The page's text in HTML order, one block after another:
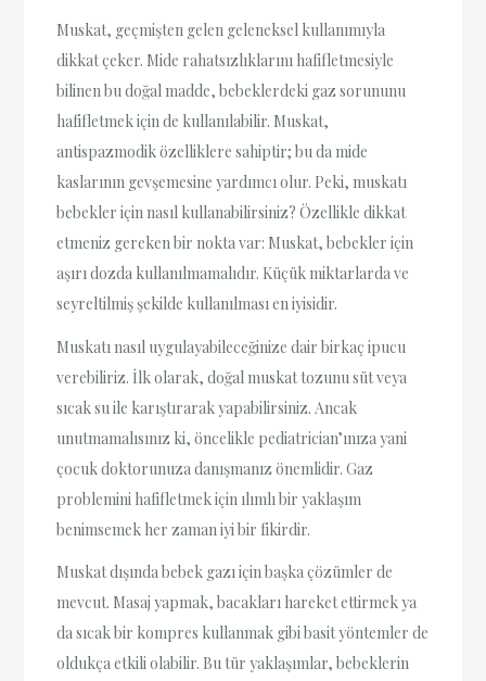
Muskat, geçmişten gelen geleneksel kullanımıyla
dikkat çeker. Mide rahatsızlıklarını hafifletmesiyle
bilinen bu doğal madde, bebeklerdeki gaz sorununu
hafifletmek için de kullanılabilir. Muskat,
antispazmodik özelliklere sahiptir; bu da mide
kaslarının gevşemesine yardımcı olur. Peki, muskatı
bebekler için nasıl kullanabilirsiniz? Özellikle dikkat
etmeniz gereken bir nokta var: Muskat, bebekler için
aşırı dozda kullanılmamalıdır. Küçük miktarlarda ve
seyreltilmiş şekilde kullanılması en iyisidir.
Muskatı nasıl uygulayabileceğinize dair birkaç ipucu
verebiliriz. İlk olarak, doğal muskat tozunu süt veya
sıcak su ile karıştırarak yapabilirsiniz. Ancak
unutmamalısınız ki, öncelikle pediatrician’ınıza yani
çocuk doktorunuza danışmanız önemlidir. Gaz
problemini hafifletmek için ılımlı bir yaklaşım
benimsemek her zaman iyi bir fikirdir.
Muskat dışında bebek gazı için başka çözümler de
mevcut. Masaj yapmak, bacakları hareket ettirmek ya
da sıcak bir kompres kullanmak gibi basit yöntemler de
oldukça etkili olabilir. Bu tür yaklaşımlar, bebeklerin